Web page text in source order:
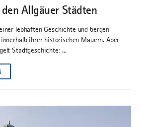
Allgäuer Städten
lebhaften Geschichte und bergen
ihrer historischen Mauern. Aber
Stadtgeschichte: ...